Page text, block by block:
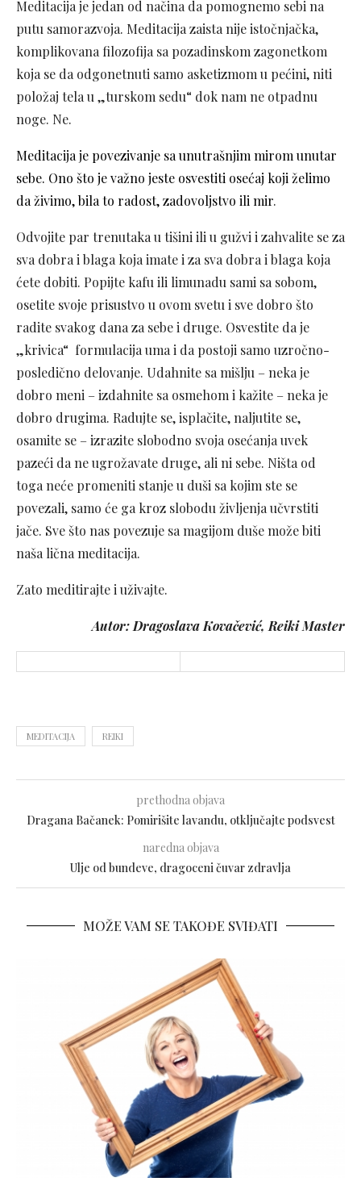
Meditacija je jedan od načina da pomognemo sebi na
putu samorazvoja. Meditacija zaista nije istočnjačka,
komplikovana filozofija sa pozadinskom zagonetkom
koja se da odgonetnuti samo asketizmom u pećini, niti
položaj tela u „turskom sedu“ dok nam ne otpadnu
noge. Ne.
Meditacija je povezivanje sa unutrašnjim mirom unutar
sebe. Ono što je važno jeste osvestiti osećaj koji želimo
da živimo, bila to radost, zadovoljstvo ili mir.
Odvojite par trenutaka u tišini ili u gužvi i zahvalite se za
sva dobra i blaga koja imate i za sva dobra i blaga koja
ćete dobiti. Popijte kafu ili limunadu sami sa sobom,
osetite svoje prisustvo u ovom svetu i sve dobro što
radite svakog dana za sebe i druge. Osvestite da je
„krivica“ formulacija uma i da postoji samo uzročno-
posledično delovanje. Udahnite sa mišlju – neka je
dobro meni – izdahnite sa osmehom i kažite – neka je
dobro drugima. Radujte se, isplačite, naljutite se,
osamite se – izrazite slobodno svoja osećanja uvek
pazeći da ne ugrožavate druge, ali ni sebe. Ništa od
toga neće promeniti stanje u duši sa kojim ste se
povezali, samo će ga kroz slobodu življenja učvrstiti
jače. Sve što nas povezuje sa magijom duše može biti
naša lična meditacija.
Zato meditirajte i uživajte.
Autor: Dragoslava Kovačević, Reiki Master
MEDITACIJA REIKI
prethodna objava
Dragana Bačanek: Pomirišite lavandu, otključajte podsvest
naredna objava
Ulje od bundeve, dragoceni čuvar zdravlja
MOŽE VAM SE TAKOĐE SVIĐATI